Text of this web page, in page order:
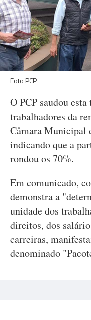
Foto PCP
O PCP saudou
trabalhadores da
Câmara Municipal
indicando que a
rondou os 70%.
Em comunicado,
demonstra a
unidade dos
direitos, dos
carreiras,
denominado